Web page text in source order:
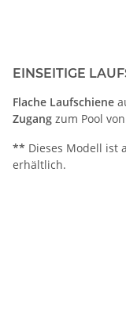
EINSEITIGE
Flache Laufschiene
Zugang zum Pool von
** Dieses Modell ist
erhältlich.